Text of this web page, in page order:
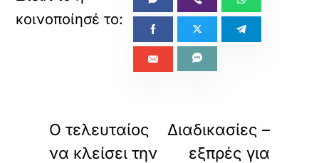
Ο τελευταίος
να κλείσει την
Διαδικασίες –
εξπρές για